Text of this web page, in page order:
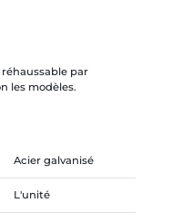
par
les modèles.
Acier galvanisé
L'unité